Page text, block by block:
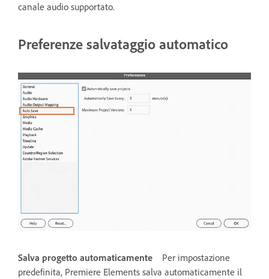
canale audio supportato.
Preferenze salvataggio automatico
Salva progetto automaticamente
Per impostazione
predefinita, Premiere Elements salva automaticamente il